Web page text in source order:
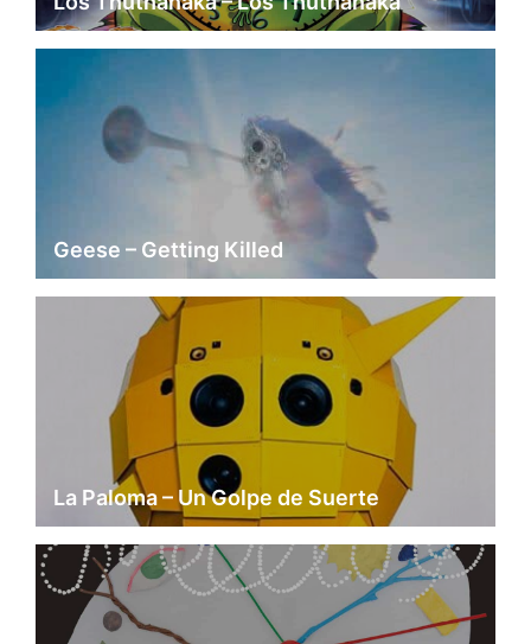
Geese – Getting Killed
La Paloma – Un Golpe de Suerte